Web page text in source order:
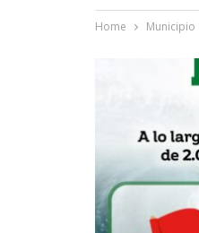
Home Municipio